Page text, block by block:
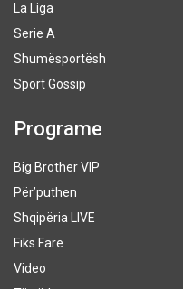
La Liga
Serie A
Shumësportësh
Sport Gossip
Programe
Big Brother VIP
Për’puthen
Shqipëria LIVE
Fiks Fare
Video